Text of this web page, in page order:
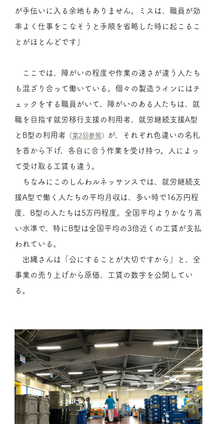
が手伝いに入る余地もありません。ミスは、職員が効
率よく仕事をこなそうと手順を省略した時に起こるこ
とがほとんどです」
ここでは、障がいの程度や作業の速さが違う人たち
も混ざり合って働いている。個々の製造ラインにはチ
ェックをする職員がいて、障がいのある人たちは、就
職を目指す就労移行支援の利用者、就労継続支援A型
とB型の利用者 （第2回参照）
が、それぞれ色違いの名札
を首から下げ、各自に合う作業を受け持つ。人によっ
て受け取る工賃も違う。
ちなみにこのしんわルネッサンスでは、就労継続支
援A型で働く人たちの平均月収は、多い時で16万円程
度、B型の人たちは5万円程度。全国平均よりかなり高
い水準で、特にB型は全国平均の3倍近くの工賃が支払
われている。
出縄さんは「公にすることが大切ですから」と、全
事業の売り上げから原価、工賃の数字を公開してい
る。